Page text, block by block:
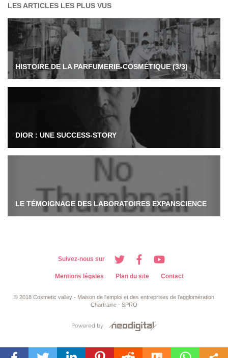
LES ARTICLES LES PLUS VUS
HISTOIRE DE LA PARFUMERIE-COSMÉTIQUE (3/3)
DIOR : UNE SUCCESS-STORY
LE TÉMOIGNAGE DES LABORATOIRES EXPANSCIENCE
Suivez-nous sur
Mentions légales Plan du site Contact
© 2018 Cosmetic valley - Maison de l'emploi et des entreprises de l'agglomération
Chartraine - SPRO